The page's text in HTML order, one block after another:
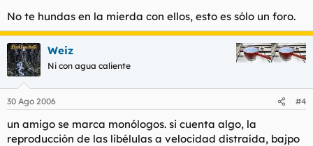
No te hundas en la mierda con ellos, esto es sólo un foro.
Weiz
Ni con agua caliente
30 Ago 2006 #4
un amigo se marca monólogos. si cuenta algo, la
reproducción de las libélulas a velocidad distraída, bajpo